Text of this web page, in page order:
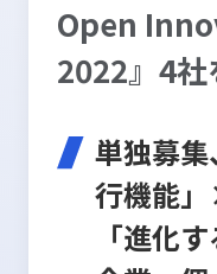
Open
2022』4社
単独募
行機能
「進化